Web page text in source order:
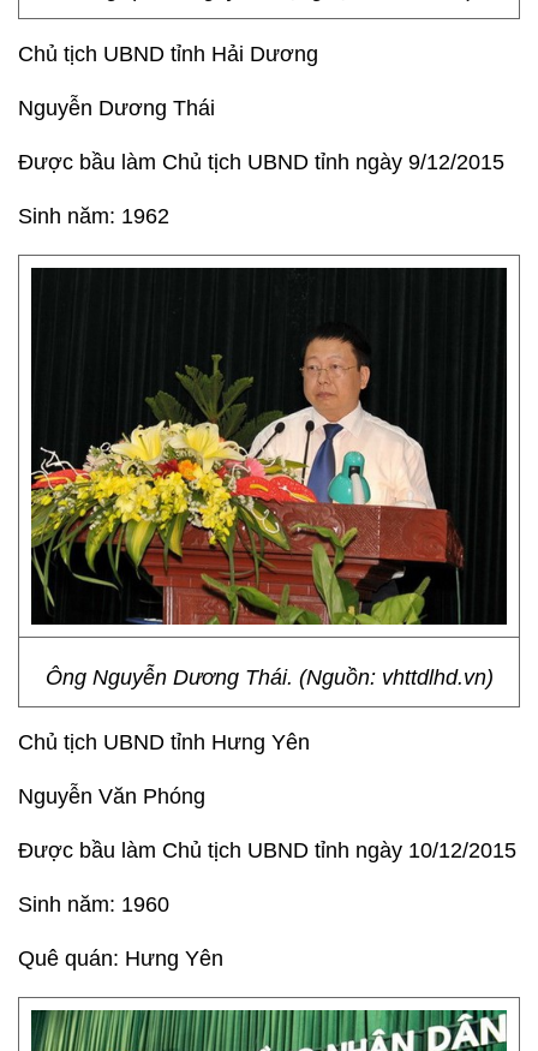
Chủ tịch UBND tỉnh Hải Dương
Nguyễn Dương Thái
Được bầu làm Chủ tịch UBND tỉnh ngày 9/12/2015
Sinh năm: 1962
Ông Nguyễn Dương Thái. (Nguồn: vhttdlhd.vn)
Chủ tịch UBND tỉnh Hưng Yên
Nguyễn Văn Phóng
Được bầu làm Chủ tịch UBND tỉnh ngày 10/12/2015
Sinh năm: 1960
Quê quán: Hưng Yên